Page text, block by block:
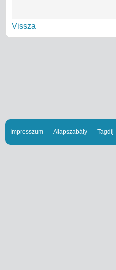
Vissza
Impresszum Alapszabály Tagdíj